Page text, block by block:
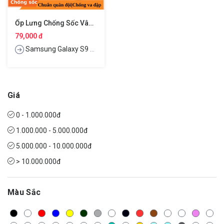
Ốp Lưng Chống Sốc Vân Kim Loại Cho Samsung Galaxy S9 Plus Hiệu Likgus
79,000 đ
Samsung Galaxy S9 Plus
Giá
0 - 1.000.000đ
1.000.000 - 5.000.000đ
5.000.000 - 10.000.000đ
> 10.000.000đ
Màu Sắc